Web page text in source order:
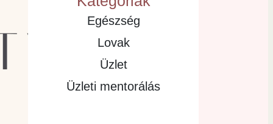
Egészség
Lovak
Üzlet
Üzleti mentorálás